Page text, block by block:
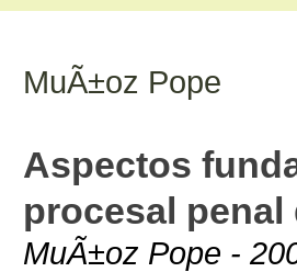
MuÃ±oz Pope
Aspectos
procesal penal
MuÃ±oz Pope -